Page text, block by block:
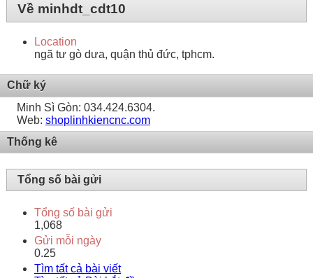
Về minhdt_cdt10
Location
ngã tư gò dưa, quận thủ đức, tphcm.
Chữ ký
Minh Sì Gòn: 034.424.6304.
Web: shoplinhkiencnc.com
Thống kê
Tổng số bài gửi
Tổng số bài gửi
1,068
Gửi mỗi ngày
0.25
Tìm tất cả bài viết